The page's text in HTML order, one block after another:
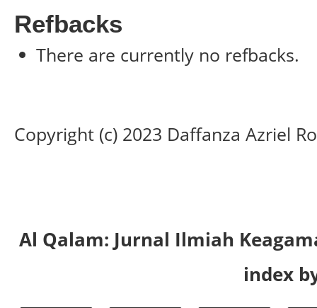
Refbacks
There are currently no refbacks.
Copyright (c) 2023 Daffanza Azriel
Al Qalam: Jurnal Ilmiah
index